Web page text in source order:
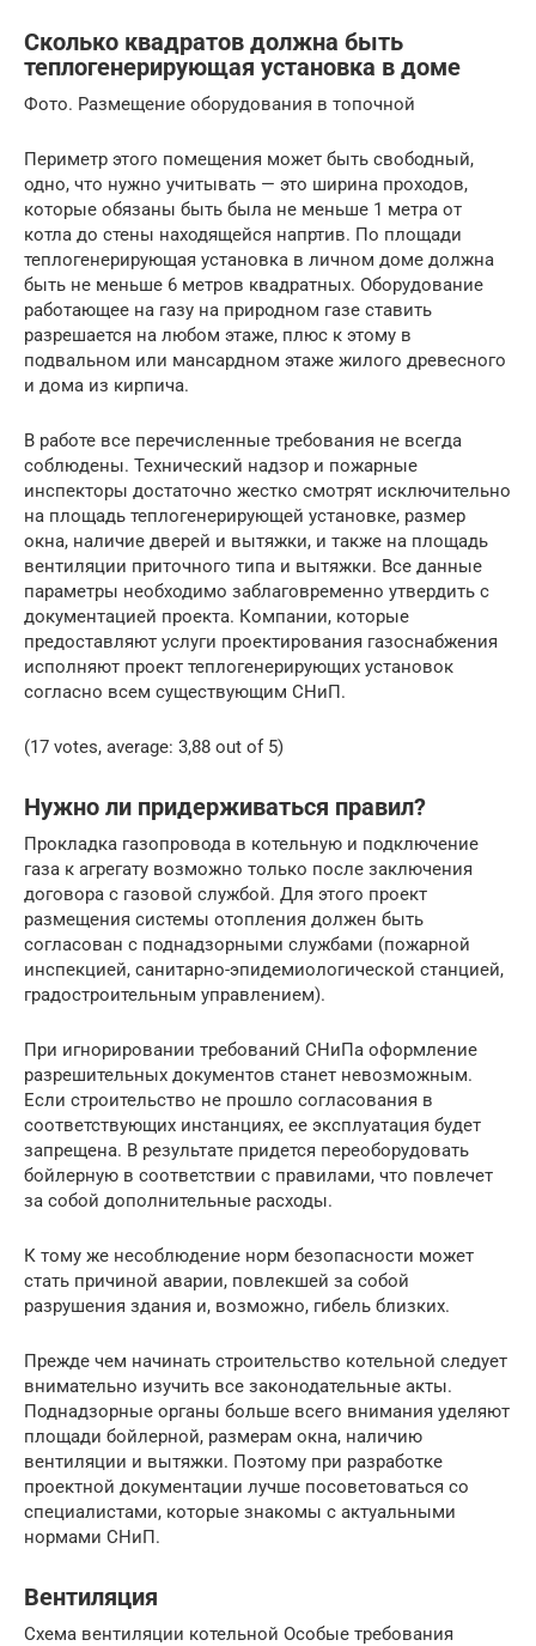
Сколько квадратов должна быть
теплогенерирующая установка в доме
Фото. Размещение оборудования в топочной
Периметр этого помещения может быть свободный,
одно, что нужно учитывать — это ширина проходов,
которые обязаны быть была не меньше 1 метра от
котла до стены находящейся напртив. По площади
теплогенерирующая установка в личном доме должна
быть не меньше 6 метров квадратных. Оборудование
работающее на газу на природном газе ставить
разрешается на любом этаже, плюс к этому в
подвальном или мансардном этаже жилого древесного
и дома из кирпича.
В работе все перечисленные требования не всегда
соблюдены. Технический надзор и пожарные
инспекторы достаточно жестко смотрят исключительно
на площадь теплогенерирующей установке, размер
окна, наличие дверей и вытяжки, и также на площадь
вентиляции приточного типа и вытяжки. Все данные
параметры необходимо заблаговременно утвердить с
документацией проекта. Компании, которые
предоставляют услуги проектирования газоснабжения
исполняют проект теплогенерирующих установок
согласно всем существующим СНиП.
(17 votes, average: 3,88 out of 5)
Нужно ли придерживаться правил?
Прокладка газопровода в котельную и подключение
газа к агрегату возможно только после заключения
договора с газовой службой. Для этого проект
размещения системы отопления должен быть
согласован с поднадзорными службами (пожарной
инспекцией, санитарно-эпидемиологической станцией,
градостроительным управлением).
При игнорировании требований СНиПа оформление
разрешительных документов станет невозможным.
Если строительство не прошло согласования в
соответствующих инстанциях, ее эксплуатация будет
запрещена. В результате придется переоборудовать
бойлерную в соответствии с правилами, что повлечет
за собой дополнительные расходы.
К тому же несоблюдение норм безопасности может
стать причиной аварии, повлекшей за собой
разрушения здания и, возможно, гибель близких.
Прежде чем начинать строительство котельной следует
внимательно изучить все законодательные акты.
Поднадзорные органы больше всего внимания уделяют
площади бойлерной, размерам окна, наличию
вентиляции и вытяжки. Поэтому при разработке
проектной документации лучше посоветоваться со
специалистами, которые знакомы с актуальными
нормами СНиП.
Вентиляция
Схема вентиляции котельной Особые требования